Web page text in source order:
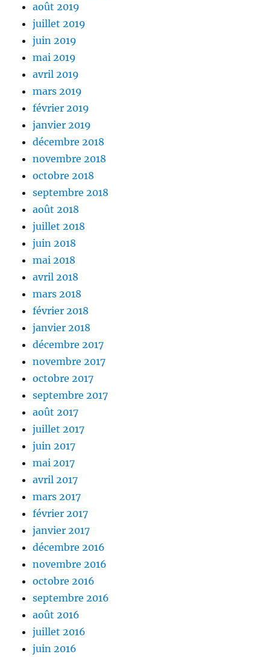
août 2019
juillet 2019
juin 2019
mai 2019
avril 2019
mars 2019
février 2019
janvier 2019
décembre 2018
novembre 2018
octobre 2018
septembre 2018
août 2018
juillet 2018
juin 2018
mai 2018
avril 2018
mars 2018
février 2018
janvier 2018
décembre 2017
novembre 2017
octobre 2017
septembre 2017
août 2017
juillet 2017
juin 2017
mai 2017
avril 2017
mars 2017
février 2017
janvier 2017
décembre 2016
novembre 2016
octobre 2016
septembre 2016
août 2016
juillet 2016
juin 2016